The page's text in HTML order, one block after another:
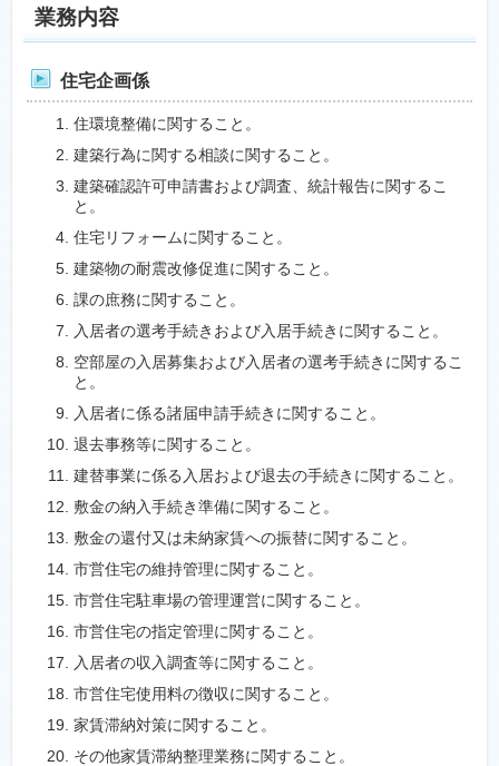
業務内容
住宅企画係
住環境整備に関すること。
建築行為に関する相談に関すること。
建築確認許可申請書および調査、統計報告に関するこ
と。
住宅リフォームに関すること。
建築物の耐震改修促進に関すること。
課の庶務に関すること。
入居者の選考手続きおよび入居手続きに関すること。
空部屋の入居募集および入居者の選考手続きに関するこ
と。
入居者に係る諸届申請手続きに関すること。
退去事務等に関すること。
建替事業に係る入居および退去の手続きに関すること。
敷金の納入手続き準備に関すること。
敷金の還付又は未納家賃への振替に関すること。
市営住宅の維持管理に関すること。
市営住宅駐車場の管理運営に関すること。
市営住宅の指定管理に関すること。
入居者の収入調査等に関すること。
市営住宅使用料の徴収に関すること。
家賃滞納対策に関すること。
その他家賃滞納整理業務に関すること。